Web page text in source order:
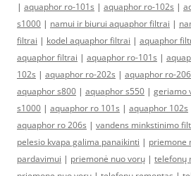
| aquaphor ro-101s | aquaphor ro-102s |
s1000 | namui ir biurui aquaphor filtrai |
filtrai | kodel aquaphor filtrai | aquaphor
aquaphor filtrai | aquaphor ro-101s |
102s | aquaphor ro-202s | aquaphor ro-
aquaphor s800 | aquaphor s550 | geriamo
s1000 | aquaphor ro 101s | aquaphor 102s
aquaphor ro 206s | vandens minkstinimo
pelesio kvapa galima panaikinti | priemone
pardavimui | priemonė nuo vorų | telefonų